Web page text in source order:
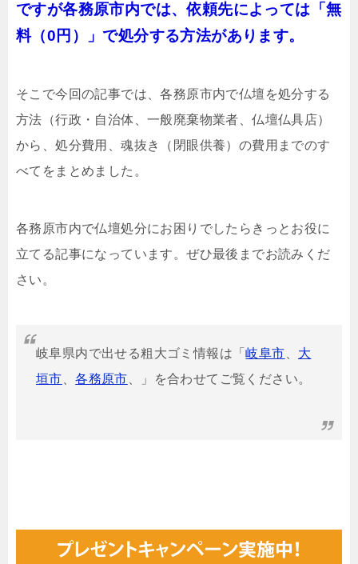
ですが各務原市内では、依頼先によっては「無
料（0円）」で処分する方法があります。
そこで今回の記事では、各務原市内で仏壇を処分する
方法（行政・自治体、一般廃棄物業者、仏壇仏具店）
から、処分費用、魂抜き（閉眼供養）の費用までのす
べてをまとめました。
各務原市内で仏壇処分にお困りでしたらきっとお役に
立てる記事になっています。ぜひ最後までお読みくだ
さい。
岐阜県内で出せる粗大ゴミ情報は「岐阜市
大
垣市 、各務原市 、」を合わせてご覧ください。